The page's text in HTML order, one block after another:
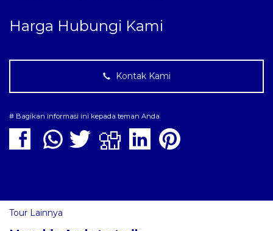
Harga Hubungi Kami
Kontak Kami
# Bagikan informasi ini kepada teman Anda
Tour Lainnya